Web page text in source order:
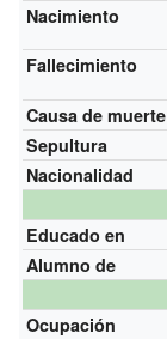
Nacimiento
Fallecimiento
Causa de muerte
Sepultura
Nacionalidad
Educado en
Alumno de
Ocupación